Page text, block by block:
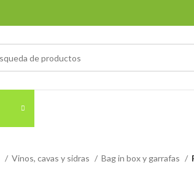
Vinos, cavas y sidras Bag in box y garrafas